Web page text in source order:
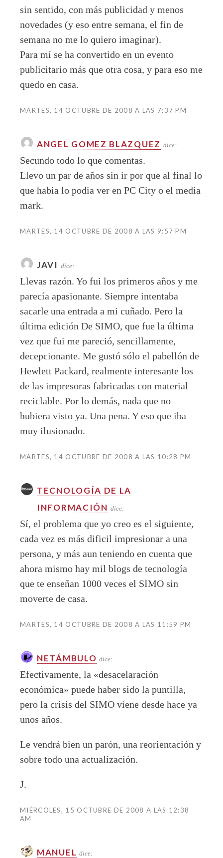
sin sentido, con más publicidad y menos
novedades (y eso entre semana, el fin de
semana no me lo quiero imaginar).
Para mí se ha convertido en un evento
publicitario más que otra cosa, y para eso me
quedo en casa.
MARTES, 14 OCTUBRE DE 2008 A LAS 7:37 PM
ANGEL GOMEZ BLAZQUEZ dice:
Secundo todo lo que comentas.
Llevo un par de años sin ir por que al final lo
que habia lo podia ver en PC City o el media
mark.
MARTES, 14 OCTUBRE DE 2008 A LAS 9:57 PM
JAVI dice:
Llevas razón. Yo fui los primeros años y me
parecía apasionante. Siempre intentaba
sacarle una entrada a mi cuñado. Pero la
última edición De SIMO, que fue la última
vez que fui me pareció, sencillamente,
decepcionante. Me gustó sólo el pabellón de
Hewlett Packard, realmente interesante los
de las impresoras fabricadas con material
reciclable. Por lo demás, nada que no
hubiera visto ya. Una pena. Y eso que iba
muy ilusionado.
MARTES, 14 OCTUBRE DE 2008 A LAS 10:28 PM
TECNOLOGÍA DE LA
INFORMACIÓN dice:
Sí, el problema que yo creo es el siguiente,
cada vez es más dificil impresionar a una
persona, y más aun teniendo en cuenta que
ahora mismo hay mil blogs de tecnología
que te enseñan 1000 veces el SIMO sin
moverte de casa.
MARTES, 14 OCTUBRE DE 2008 A LAS 11:59 PM
NETÁMBULO dice:
Efectivamente, la «desacelaración
económica» puede haber sido la puntilla,
pero la crisis del SIMO viene desde hace ya
unos años.
Le vendrá bien un parón, una reorientación y
sobre todo una actualización.
J.
MIÉRCOLES, 15 OCTUBRE DE 2008 A LAS 12:38
AM
MANUEL dice: